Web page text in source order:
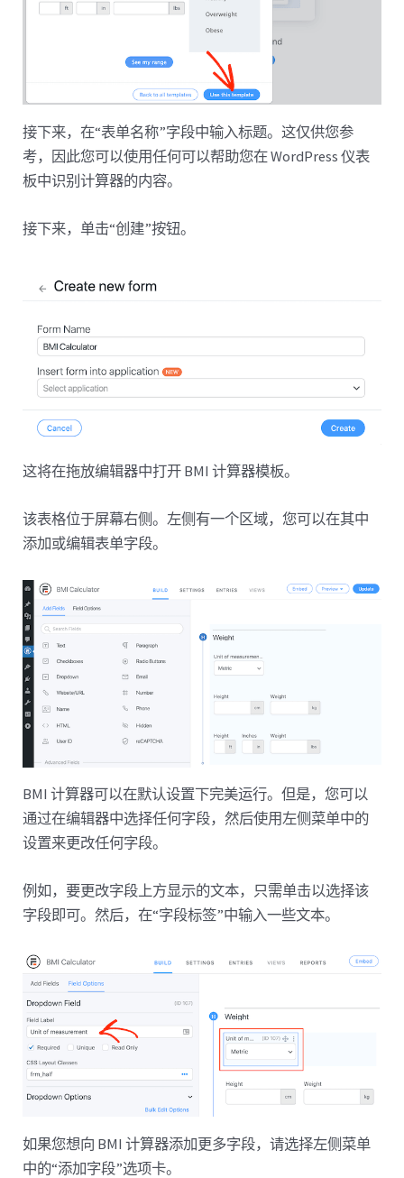
接下来，在“表单名称”字段中输入标题。这仅供您参
考，因此您可以使用任何可以帮助您在 WordPress 仪表
板中识别计算器的内容。
接下来，单击“创建”按钮。
这将在拖放编辑器中打开 BMI 计算器模板。
该表格位于屏幕右侧。左侧有一个区域，您可以在其中
添加或编辑表单字段。
BMI 计算器可以在默认设置下完美运行。但是，您可以
通过在编辑器中选择任何字段，然后使用左侧菜单中的
设置来更改任何字段。
例如，要更改字段上方显示的文本，只需单击以选择该
字段即可。然后，在“字段标签”中输入一些文本。
如果您想向 BMI 计算器添加更多字段，请选择左侧菜单
中的“添加字段”选项卡。